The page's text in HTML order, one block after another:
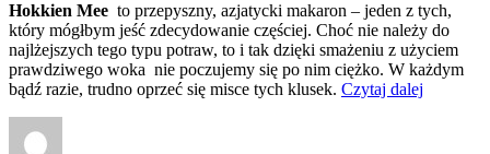
Hokkien Mee to przepyszny, azjatycki makaron – jeden z tych,
który mógłbym jeść zdecydowanie częściej. Choć nie należy do
najlżejszych tego typu potraw, to i tak dzięki smażeniu z użyciem
prawdziwego woka nie poczujemy się po nim ciężko. W każdym
bądź razie, trudno oprzeć się misce tych klusek. Czytaj dalej